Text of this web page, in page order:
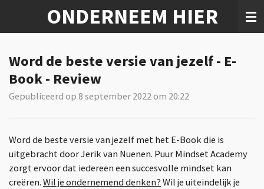
de
hoofdinhoud
ONDERNEEM HIER
Word de beste versie van jezelf - E-
Book - Review
Gepubliceerd op 8 september 2022 om 20:22
Word de beste versie van jezelf met het E-Book die is
uitgebracht door Jerik van Nuenen. Puur Mindset Academy
zorgt ervoor dat iedereen een succesvolle mindset kan
creëren. Wil je ondernemend denken? Wil je uiteindelijk je